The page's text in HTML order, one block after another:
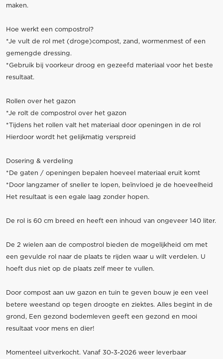
maken.
Hoe werkt een compostrol?
*Je vult de rol met (droge)compost, zand, wormenmest of een
gemengde dressing.
*Gebruik bij voorkeur droog en gezeefd materiaal voor het beste
resultaat.
Rollen over het gazon
*Je rolt de compostrol over het gazon
*Tijdens het rollen valt het materiaal door openingen in de rol
Hierdoor wordt het gelijkmatig verspreid
Dosering & verdeling
*De gaten / openingen bepalen hoeveel materiaal eruit komt
*Door langzamer of sneller te lopen, beïnvloed je de hoeveelheid
Het resultaat is een egale laag zonder hopen.
De rol is 60 cm breed en heeft een inhoud van ongeveer 140 liter.
De 2 wielen aan de compostrol bieden de mogelijkheid om met
een gevulde rol naar de plaats te rijden waar u wilt verdelen. U
hoeft dus niet op de plaats zelf meer te vullen.
Door compost aan uw gazon en tuin te geven bouw je een veel
betere weestand op tegen droogte en ziektes. Alles begint in de
grond, Een gezond bodemleven geeft een gezond en mooi
resultaat voor mens en dier!
Momenteel uitverkocht. Vanaf 30-3-2026 weer leverbaar